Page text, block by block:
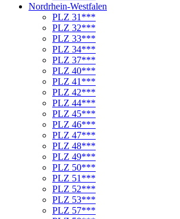
Nordrhein-Westfalen
PLZ 31***
PLZ 32***
PLZ 33***
PLZ 34***
PLZ 37***
PLZ 40***
PLZ 41***
PLZ 42***
PLZ 44***
PLZ 45***
PLZ 46***
PLZ 47***
PLZ 48***
PLZ 49***
PLZ 50***
PLZ 51***
PLZ 52***
PLZ 53***
PLZ 57***